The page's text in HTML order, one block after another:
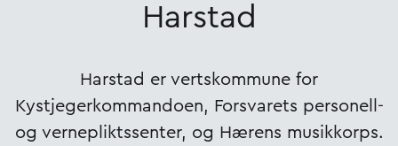
Harstad
Harstad er vertskommune for
Kystjegerkommandoen, Forsvarets personell-
og vernepliktssenter, og Hærens musikkorps.